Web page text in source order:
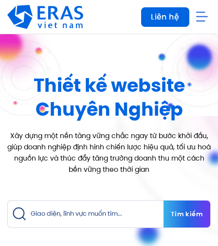
qua
dung
Liên hệ
Thiết kế website
Chuyên Nghiệp
Xây dựng một nền tảng vững chắc ngay từ bước khởi đầu,
giúp doanh nghiệp định hình chiến lược hiệu quả, tối ưu hoá
nguồn lực và thúc đẩy tăng trưởng doanh thu một cách
bền vững theo thời gian
Tìm kiếm